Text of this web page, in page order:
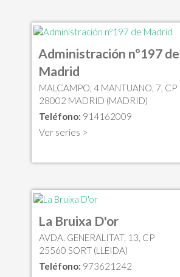
Administración nº197 de
Madrid
MALCAMPO, 4 MANTUANO, 7, CP
28002 MADRID (MADRID)
Teléfono: 914162009
Ver series >
La Bruixa D'or
AVDA. GENERALITAT, 13, CP
25560 SORT (LLEIDA)
Teléfono: 973621242